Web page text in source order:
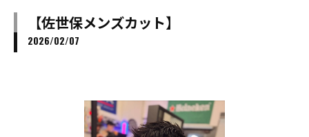
【佐世保メンズカット】
2026/02/07